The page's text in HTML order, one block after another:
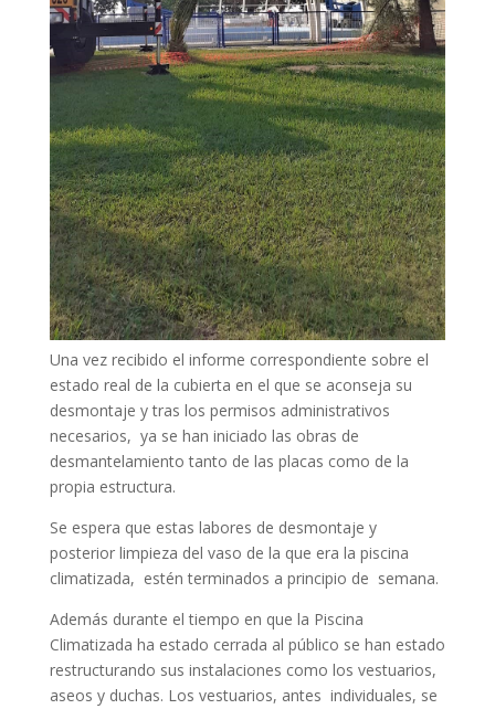
Una vez recibido el informe correspondiente sobre el
estado real de la cubierta en el que se aconseja su
desmontaje y tras los permisos administrativos
necesarios, ya se han iniciado las obras de
desmantelamiento tanto de las placas como de la
propia estructura.
Se espera que estas labores de desmontaje y
posterior limpieza del vaso de la que era la piscina
climatizada, estén terminados a principio de semana.
Además durante el tiempo en que la Piscina
Climatizada ha estado cerrada al público se han estado
restructurando sus instalaciones como los vestuarios,
aseos y duchas. Los vestuarios, antes individuales, se